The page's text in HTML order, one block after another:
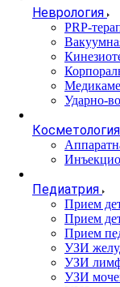
Неврология
PRP-
Ударно-
Косметология
Педиатрия
Прием
Прием
Прием
УЗИ
УЗИ
УЗИ